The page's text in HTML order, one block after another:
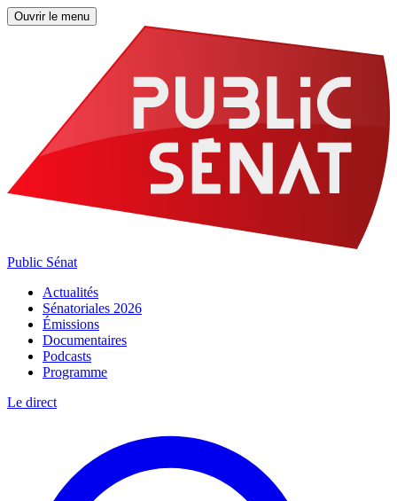
Ouvrir le menu
Public Sénat
Actualités
Sénatoriales 2026
Émissions
Documentaires
Podcasts
Programme
Le direct